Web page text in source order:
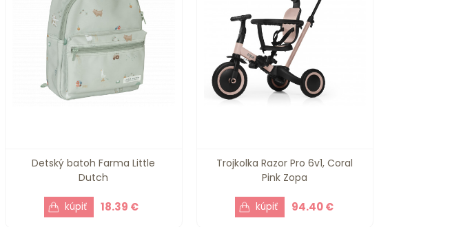
Detský batoh Farma Little
Dutch
18.39 €
Trojkolka Razor Pro 6v1, Coral
Pink Zopa
94.40 €